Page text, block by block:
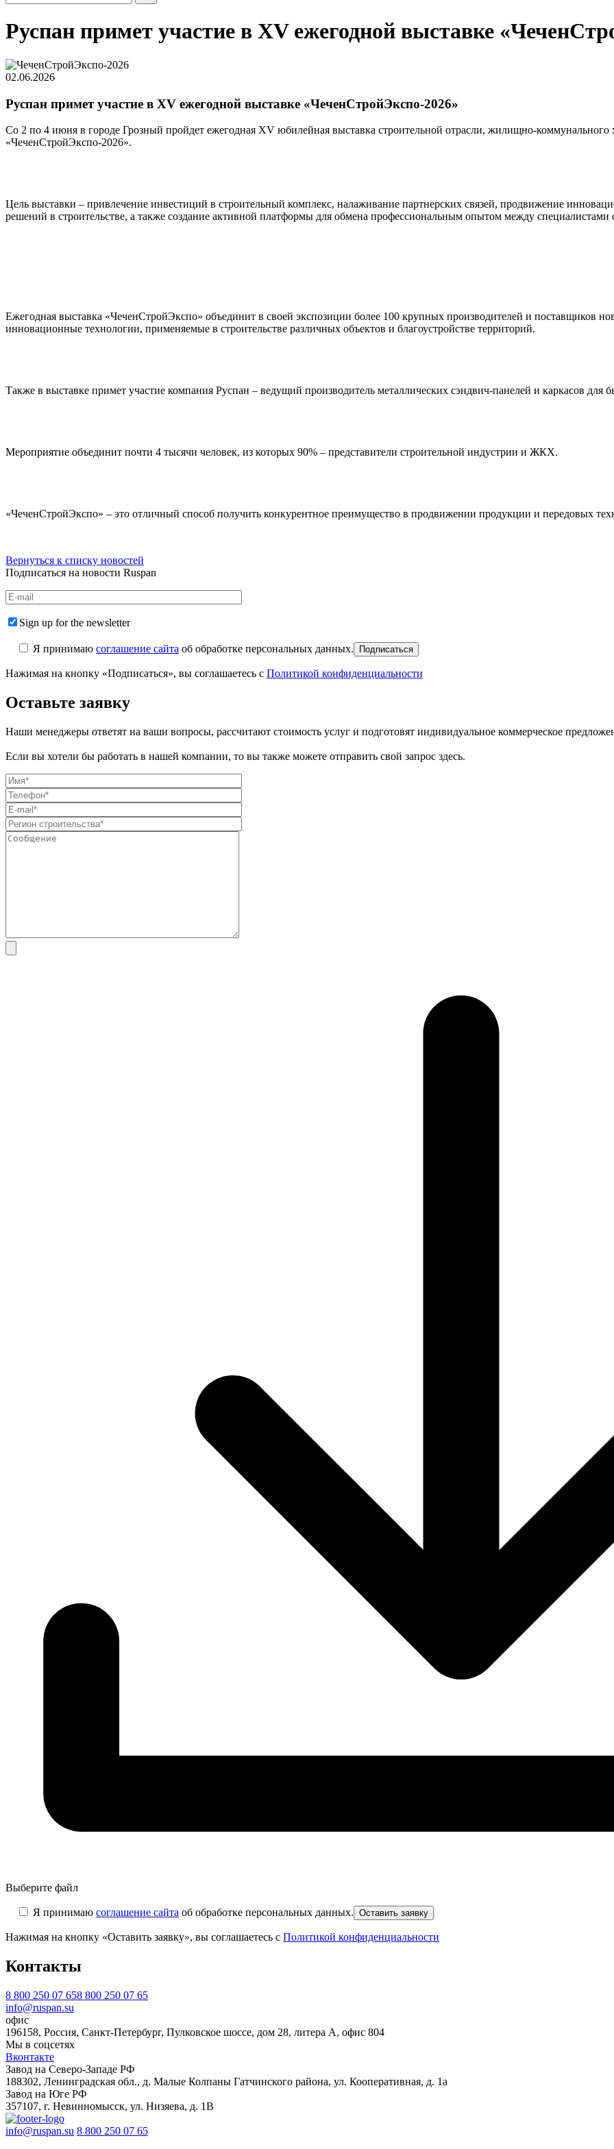
Руспан примет участие в XV ежегодной выставке
02.06.2026
Руспан примет участие в XV ежегодной выставке «ЧеченСтройЭкспо-2026»
Со 2 по 4 июня в городе Грозный пройдет ежегодная XV юбилейная выставка строительной отрасли, жилищно-
«ЧеченСтройЭкспо-2026».
Цель выставки – привлечение инвестиций в строительный комплекс, налаживание партнерских связей, продвижение
решений в строительстве, а также создание активной платформы для обмена профессиональным опытом между специалистами
Ежегодная выставка «ЧеченСтройЭкспо» объединит в своей экспозиции более 100 крупных производителей и поставщиков
инновационные технологии, применяемые в строительстве различных объектов и благоустройстве территорий.
Также в выставке примет участие компания Руспан – ведущий производитель металлических сэндвич-панелей и каркасов для
Мероприятие объединит почти 4 тысячи человек, из которых 90% – представители строительной индустрии и ЖКХ.
«ЧеченСтройЭкспо» – это отличный способ получить конкурентное преимущество в продвижении продукции и передовых
Вернуться к списку новостей
Подписаться на новости Ruspan
Sign up for the newsletter
Я принимаю соглашение сайта об обработке персональных данных.
Нажимая на кнопку «Подписаться», вы соглашаетесь с Политикой конфиденциальности
Оставьте заявку
Наши менеджеры ответят на ваши вопросы, рассчитают стоимость услуг и подготовят индивидуальное коммерческое
Если вы хотели бы работать в нашей компании, то вы также можете отправить свой запрос здесь.
Выберите файл
Я принимаю соглашение сайта об обработке персональных данных.
Нажимая на кнопку «Оставить заявку», вы соглашаетесь с Политикой конфиденциальности
Контакты
8 800 250 07 658 800 250 07 65
info@ruspan.su
офис
196158, Россия, Санкт-Петербург, Пулковское шоссе, дом 28, литера А, офис 804
Мы в соцсетях
Вконтакте
Завод на Северо-Западе РФ
188302, Ленинградская обл., д. Малые Колпаны Гатчинского района, ул. Кооперативная, д. 1а
Завод на Юге РФ
357107, г. Невинномысск, ул. Низяева, д. 1В
info@ruspan.su 8 800 250 07 65